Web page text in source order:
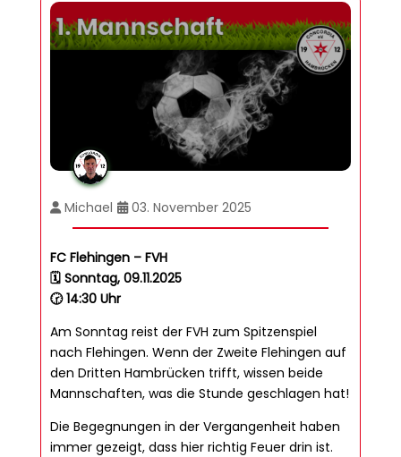
Michael 03. November 2025
FC Flehingen – FVH
🗓️ Sonntag, 09.11.2025
🕝 14:30 Uhr
Am Sonntag reist der FVH zum Spitzenspiel
nach Flehingen. Wenn der Zweite Flehingen auf
den Dritten Hambrücken trifft, wissen beide
Mannschaften, was die Stunde geschlagen hat!
Die Begegnungen in der Vergangenheit haben
immer gezeigt, dass hier richtig Feuer drin ist.